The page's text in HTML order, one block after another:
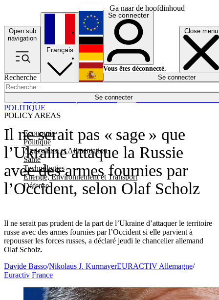
Ga naar de hoofdinhoud
Open sub
navigation
Close menu
Recherche
Se connecter
POLICY AREAS
Economie
Politique
Agriculture et Alimentation
Santé
Technologies
Energie, Environnement et Transport
Défense
Économie
Français
English
Deutsch
Español
Se connecter
Vous êtes déconnecté.
Se connecter
Il ne serait pas « sage » que
l’Ukraine attaque la Russie
avec des armes fournies par
l’Occident, selon Olaf Scholz
Il ne serait pas prudent de la part de l’Ukraine d’attaquer le territoire
russe avec des armes fournies par l’Occident si elle parvient à
repousser les forces russes, a déclaré jeudi le chancelier allemand
Olaf Scholz.
POLITIQUE
Davide Basso/Nikolaus J. KurmayerEURACTIV Allemagne/
Euractiv France